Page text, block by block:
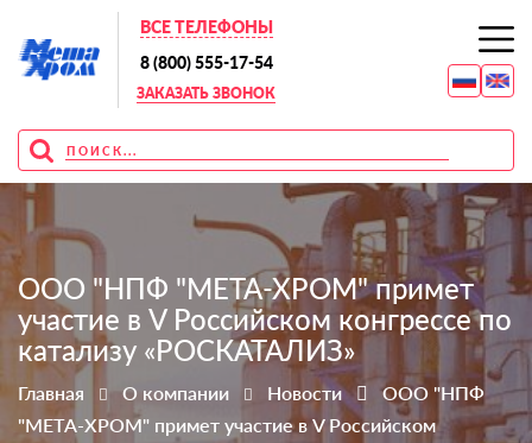
ВСЕ ТЕЛЕФОНЫ
8 (800) 555-17-54
ЗАКАЗАТЬ ЗВОНОК
ООО "НПФ "МЕТА-ХРОМ" примет
участие в V Российском конгрессе по
катализу «РОСКАТАЛИЗ»
Главная О компании Новости
ООО "НПФ
"МЕТА-ХРОМ" примет участие в V Российском